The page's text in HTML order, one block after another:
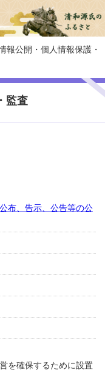
報公開・個人情報保護・
監査
布、告示、公告等の公
を確保するために設置